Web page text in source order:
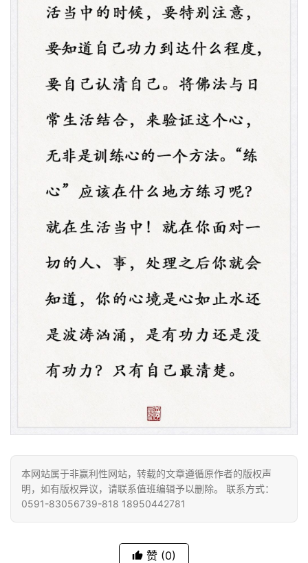
音
高
僧
访
谈
本网站属于非赢利性网站，转载的文章遵循原作者的版权声
明，如有版权异议，请联系值班编辑予以删除。 联系方式：
0591-83056739-818 18950442781
赞 (0)